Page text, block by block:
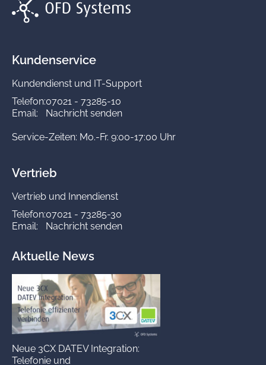
Kundenservice
Kundendienst und IT-Support
Telefon:07021 - 73285-10
Email:
Nachricht senden
Service-Zeiten: Mo.-Fr. 9:00-17:00 Uhr
Vertrieb
Vertrieb und Innendienst
Telefon:07021 - 73285-30
Email:
Nachricht senden
Aktuelle News
Neue 3CX DATEV Integration:
Telefonie und